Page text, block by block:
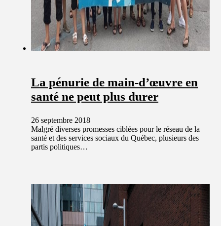
La pénurie de main-d’œuvre en
santé ne peut plus durer
26 septembre 2018
Malgré diverses promesses ciblées pour le réseau de la
santé et des services sociaux du Québec, plusieurs des
partis politiques…